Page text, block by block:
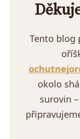
Tento blog
okolo
surovin